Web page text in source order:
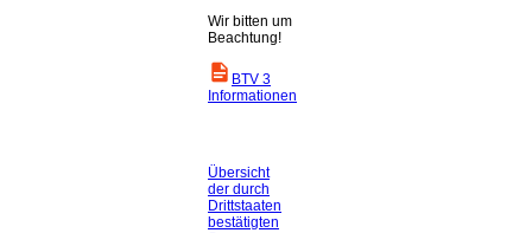
Wir bitten um
Beachtung!
BTV 3
Informationen
Übersicht
der durch
Drittstaaten
bestätigten